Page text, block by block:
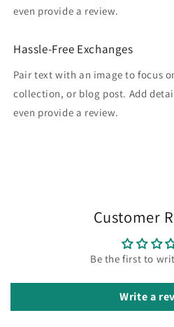
even provide a review.
Hassle-Free Exchanges
Pair text with an image to focus
collection, or blog post. Add
even provide a review.
Customer
Be the first to
Write a